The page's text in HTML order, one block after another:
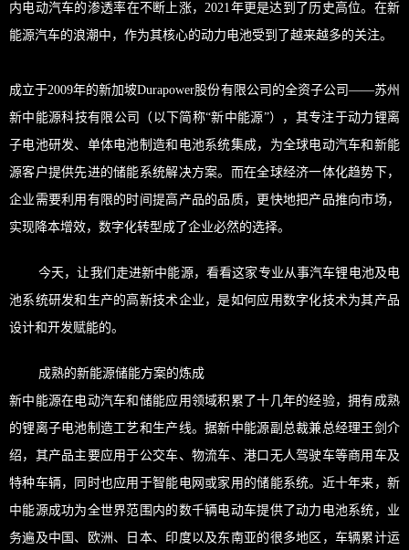
内电动汽车的渗透率在不断上涨，2021年更是达到了历史高位。在新
能源汽车的浪潮中，作为其核心的动力电池受到了越来越多的关注。
成立于2009年的新加坡Durapower股份有限公司的全资子公司——苏州
新中能源科技有限公司（以下简称“新中能源”），其专注于动力锂离
子电池研发、单体电池制造和电池系统集成，为全球电动汽车和新能
源客户提供先进的储能系统解决方案。而在全球经济一体化趋势下，
企业需要利用有限的时间提高产品的品质，更快地把产品推向市场，
实现降本增效，数字化转型成了企业必然的选择。
今天，让我们走进新中能源，看看这家专业从事汽车锂电池及电
池系统研发和生产的高新技术企业，是如何应用数字化技术为其产品
设计和开发赋能的。
成熟的新能源储能方案的炼成
新中能源在电动汽车和储能应用领域积累了十几年的经验，拥有成熟
的锂离子电池制造工艺和生产线。据新中能源副总裁兼总经理王剑介
绍，其产品主要应用于公交车、物流车、港口无人驾驶车等商用车及
特种车辆，同时也应用于智能电网或家用的储能系统。近十年来，新
中能源成功为全世界范围内的数千辆电动车提供了动力电池系统，业
务遍及中国、欧洲、日本、印度以及东南亚的很多地区，车辆累计运